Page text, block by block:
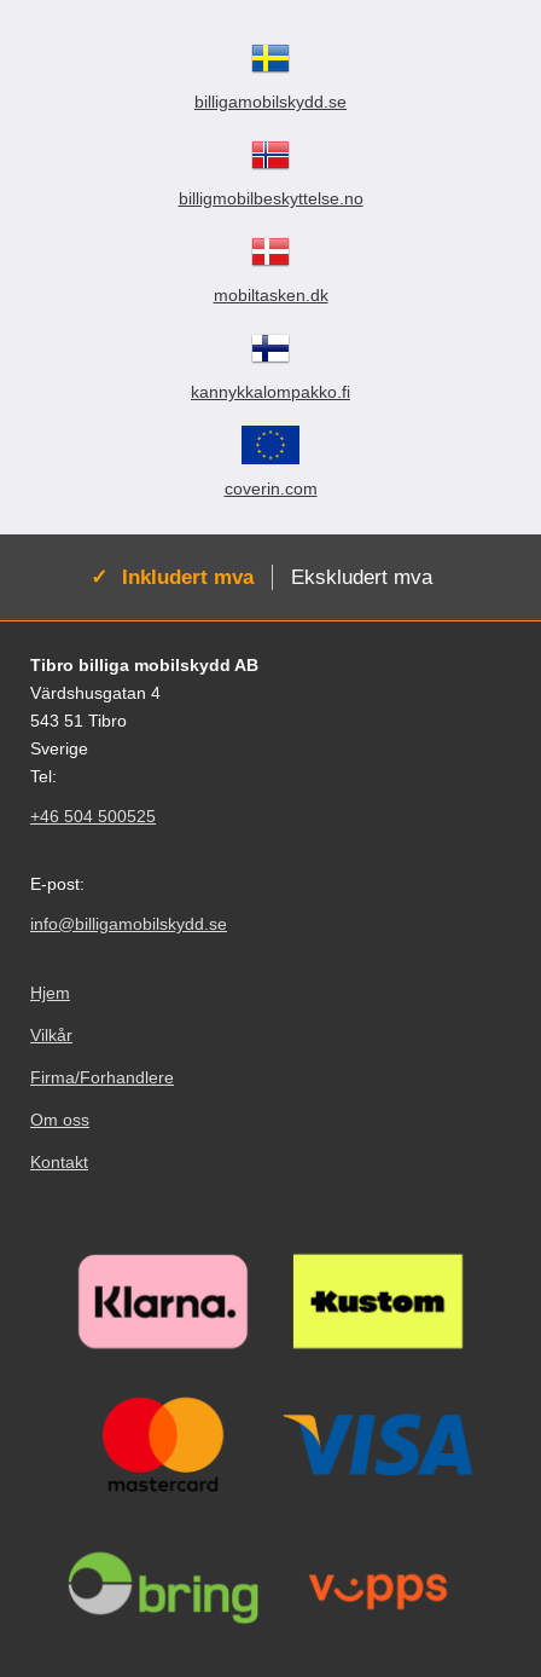
billigamobilskydd.se
billigmobilbeskyttelse.no
mobiltasken.dk
kannykkalompakko.fi
coverin.com
Aktiv:
Inkludert mva Ekskludert mva
Footer-innhold Blandet informasjon og
Tibro billiga mobilskydd AB
Värdshusgatan 4
543 51 Tibro
Sverige
Tel:
+46 504 500525
E-post:
info@billigamobilskydd.se
Hjem
Vilkår
Firma/Forhandlere
Om oss
Kontakt